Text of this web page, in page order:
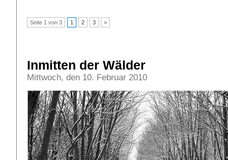
Seite 1 von 3 1 2 3 >
Inmitten der Wälder
Mittwoch, den 10. Februar 2010